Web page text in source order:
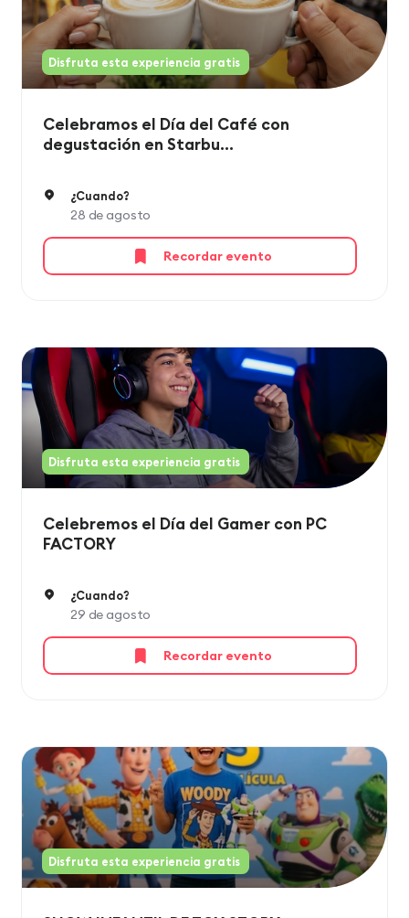
Disfruta esta experiencia gratis
Celebramos el Día del Café con
degustación en Starbu...
¿Cuando?
28 de agosto
Recordar evento
Disfruta esta experiencia gratis
Celebremos el Día del Gamer con PC
FACTORY
¿Cuando?
29 de agosto
Recordar evento
Disfruta esta experiencia gratis